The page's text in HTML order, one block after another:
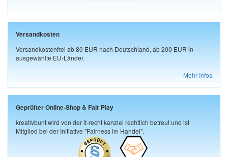
Versandkosten
Versandkostenfrei ab 80 EUR nach Deutschland, ab 200 EUR in
ausgewählte EU-Länder.
Mehr Infos
Geprüfter Online-Shop & Fair Play
kreativbunt wird von der it-recht kanzlei rechtlich betreut und ist
Mitglied bei der Initiative "Fairness im Handel".